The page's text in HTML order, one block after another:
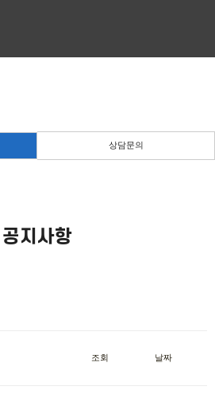
상담문의
공지사항
조회 날짜